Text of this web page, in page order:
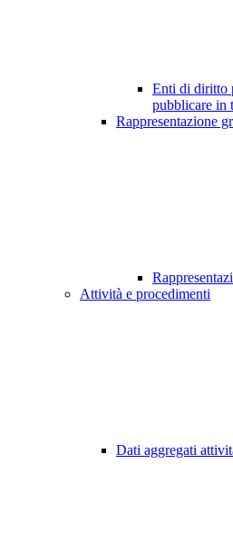
Enti di diritto
pubblicare in
Rappresentazione
Attività e procedimenti
Dati aggregati